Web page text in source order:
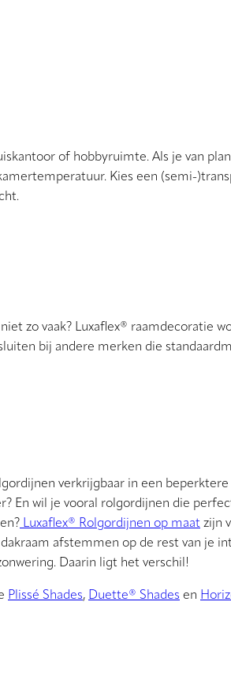
of hobbyruimte. Als je van
Kies een (semi-
zo vaak? Luxaflex® raamdecoratie
bij andere merken die
verkrijgbaar in een beperktere
En wil je vooral rolgordijnen die
Luxaflex® Rolgordijnen op maat zijn
afstemmen op de rest van je
Daarin ligt het verschil!
Plissé Shades, Duette® Shades en